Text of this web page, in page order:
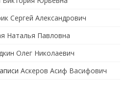
Сергей Александрович
Наталья Павловна
Олег Николаевич
Аскеров Асиф Васифович